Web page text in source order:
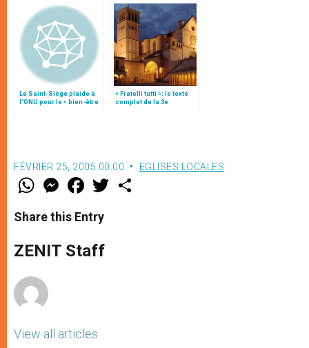
Le Saint-Siège plaide à
l’ONU pour le « bien-être
« Fratelli tutti »: le texte
complet de la 3e
FÉVRIER 25, 2005 00:00 EGLISES LOCALES
W
t
s
p
p
M
e
s
e
g
e
F
a
e
b
o
k
w
Share this Entry
ZENIT Staff
View all articles